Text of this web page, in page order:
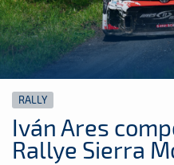
RALLY
Iván Ares
Rallye Sierra